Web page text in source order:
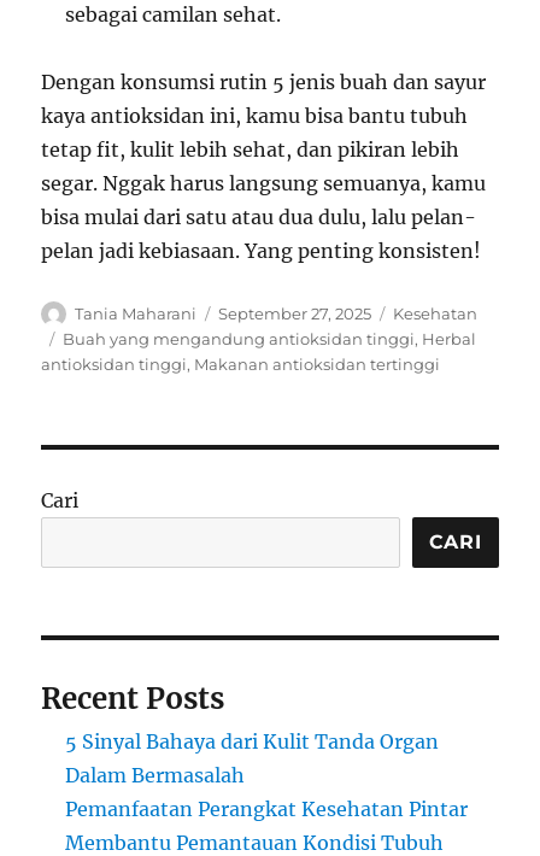
sebagai camilan sehat.
Dengan konsumsi rutin 5 jenis buah dan sayur
kaya antioksidan ini, kamu bisa bantu tubuh
tetap fit, kulit lebih sehat, dan pikiran lebih
segar. Nggak harus langsung semuanya, kamu
bisa mulai dari satu atau dua dulu, lalu pelan-
pelan jadi kebiasaan. Yang penting konsisten!
Author
Tania Maharani
Posted
on
September 27, 2025 Categories
Kesehatan
Tags
Buah yang mengandung antioksidan tinggi, Herbal
antioksidan tinggi, Makanan antioksidan tertinggi
Cari
CARI
Recent Posts
5 Sinyal Bahaya dari Kulit Tanda Organ
Dalam Bermasalah
Pemanfaatan Perangkat Kesehatan Pintar
Membantu Pemantauan Kondisi Tubuh